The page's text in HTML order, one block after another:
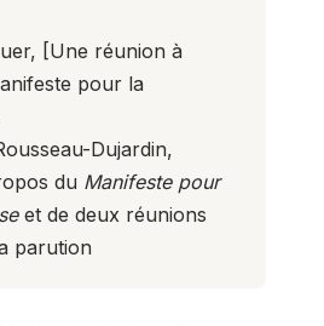
[Une réunion à
pour la
Dujardin,
du Manifeste pour
et de deux réunions
parution